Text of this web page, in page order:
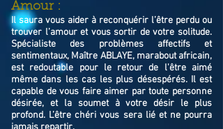
​Amour :
Il saura vous aider à reconquérir l’être perdu ou
trouver l’amour et vous sortir de votre solitude.
Spécialiste des problèmes affectifs et
sentimentaux, Maître ABLAYE, marabout africain,
est redoutable pour le retour de l'être aimé
même dans les cas les plus désespérés. Il est
capable de vous faire aimer par toute personne
désirée, et la soumet à votre désir le plus
profond. L’être chéri vous sera lié et ne pourra